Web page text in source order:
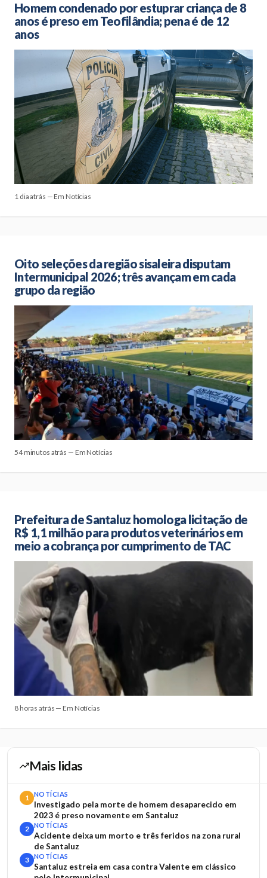
Homem condenado por estuprar criança de 8
anos é preso em Teofilândia; pena é de 12
anos
1 dia atrás — Em Notícias
Oito seleções da região sisaleira disputam
Intermunicipal 2026; três avançam em cada
grupo da região
54 minutos atrás — Em Notícias
Prefeitura de Santaluz homologa licitação de
R$ 1,1 milhão para produtos veterinários em
meio a cobrança por cumprimento de TAC
8 horas atrás — Em Notícias
Mais lidas
1 NOTÍCIAS
Investigado pela morte de homem desaparecido em
2023 é preso novamente em Santaluz
2 NOTÍCIAS
Acidente deixa um morto e três feridos na zona rural
de Santaluz
3 NOTÍCIAS
Santaluz estreia em casa contra Valente em clássico